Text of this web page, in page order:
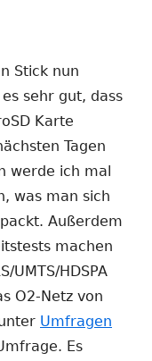
Stick nun
sehr gut, dass
Karte
Tagen
werde ich mal
was man sich
Außerdem
machen
UMTS/HDSPA
O2-Netz von
Umfragen
Es